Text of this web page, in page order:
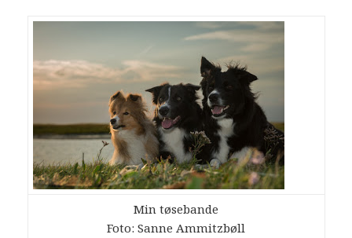
Min tøsebande
Foto: Sanne Ammitzbøll